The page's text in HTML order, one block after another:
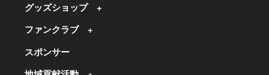
グッズショップ
ファンクラブ
スポンサー